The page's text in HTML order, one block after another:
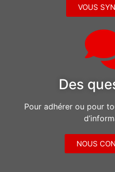
VOUS
Des
Pour adhérer ou pour
NOUS